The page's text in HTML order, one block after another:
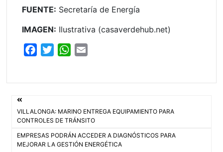
FUENTE: Secretaría de Energía
IMAGEN: Ilustrativa (casaverdehub.net)
o
k
e
W
A
p
Navegación
de
entradas
VILLALONGA: MARINO ENTREGA EQUIPAMIENTO PARA
CONTROLES DE TRÁNSITO
EMPRESAS PODRÁN ACCEDER A DIAGNÓSTICOS PARA
MEJORAR LA GESTIÓN ENERGÉTICA